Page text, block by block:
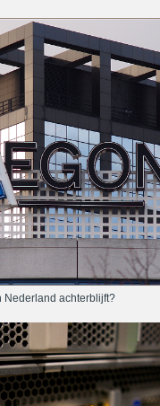
Nederland achterblijft?